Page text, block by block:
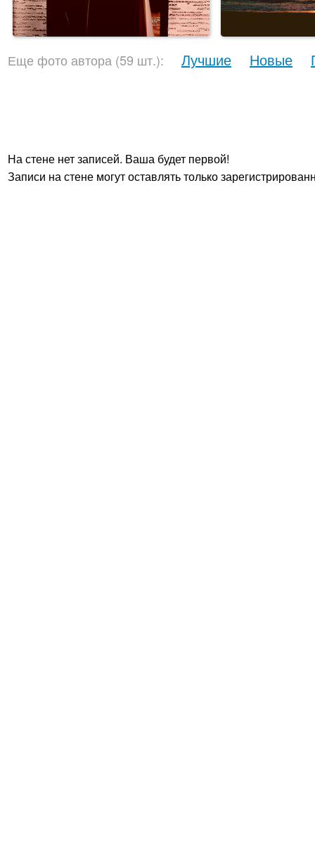
Еще фото автора (59 шт.): Лучшие Новые
На стене нет записей. Ваша будет первой!
Записи на стене могут оставлять только